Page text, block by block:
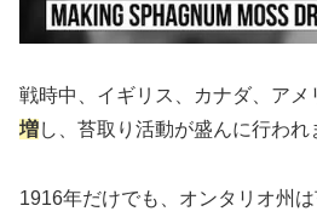
戦時中、イギリス、カナダ、アメ
増し、苔取り活動が盛んに行われ
1916年だけでも、オンタリオ州